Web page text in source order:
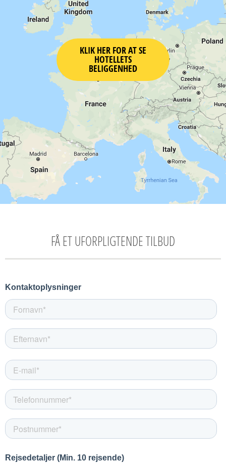
KLIK HER FOR AT SE
HOTELLETS
BELIGGENHED
FÅ ET UFORPLIGTENDE TILBUD